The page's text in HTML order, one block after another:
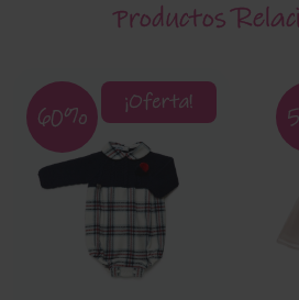
Productos
¡Oferta!
60%